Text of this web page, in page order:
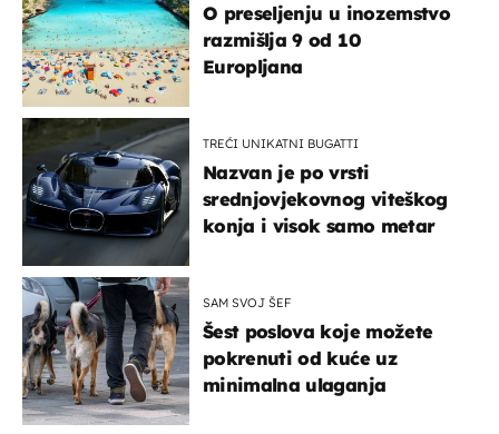
O preseljenju u inozemstvo
razmišlja 9 od 10
Europljana
TREĆI UNIKATNI BUGATTI
Nazvan je po vrsti
srednjovjekovnog viteškog
konja i visok samo metar
SAM SVOJ ŠEF
Šest poslova koje možete
pokrenuti od kuće uz
minimalna ulaganja